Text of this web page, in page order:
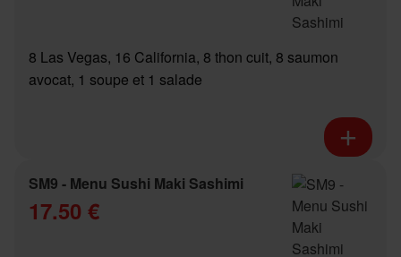
8 Las Vegas, 16 California, 8 thon cuit, 8 saumon
avocat, 1 soupe et 1 salade
SM9 - Menu Sushi Maki Sashimi
17.50 €